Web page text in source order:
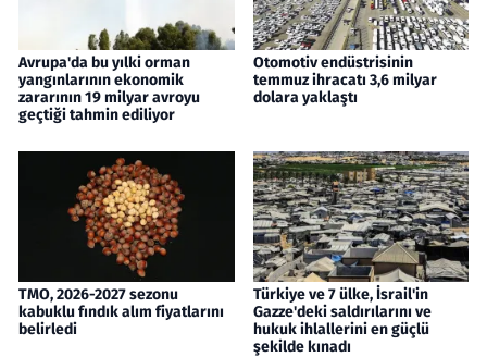
Avrupa'da bu yılki orman
yangınlarının ekonomik
zararının 19 milyar avroyu
geçtiği tahmin ediliyor
Otomotiv endüstrisinin
temmuz ihracatı 3,6 milyar
dolara yaklaştı
TMO, 2026-2027 sezonu
kabuklu fındık alım fiyatlarını
belirledi
Türkiye ve 7 ülke, İsrail'in
Gazze'deki saldırılarını ve
hukuk ihlallerini en güçlü
şekilde kınadı